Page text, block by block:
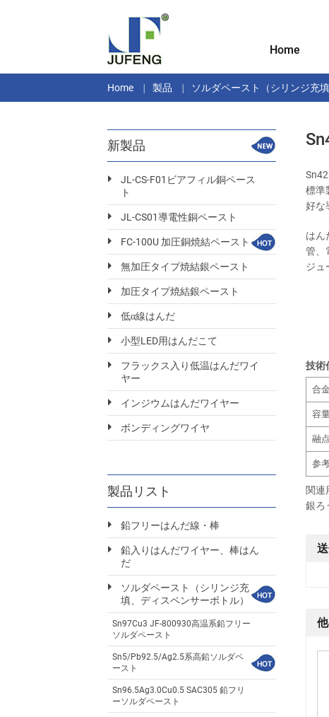
Home
Home 製品 ソルダペースト（シリンジ充
標準
好な
はん
管、
ジュ
技術
合
容
融点
参
関連
銀ろ
新製品
JL-CS-F01ビアフィル銅ペース
ト
JL-CS01導電性銅ペースト
FC-100U 加圧銅焼結ペースト
無加圧タイプ焼結銀ペースト
加圧タイプ焼結銀ペースト
低α線はんだ
小型LED用はんだこて
フラックス入り低温はんだワイ
ヤー
インジウムはんだワイヤー
ボンディングワイヤ
製品リスト
鉛フリーはんだ線・棒
鉛入りはんだワイヤー、棒はん
だ
ソルダペースト（シリンジ充
填、ディスペンサーボトル）
Sn97Cu3 JF-800930高温系鉛フリー
ソルダペースト
Sn5/Pb92.5/Ag2.5系高鉛ソルダペ
ースト
Sn96.5Ag3.0Cu0.5 SAC305 鉛フリ
ーソルダペースト